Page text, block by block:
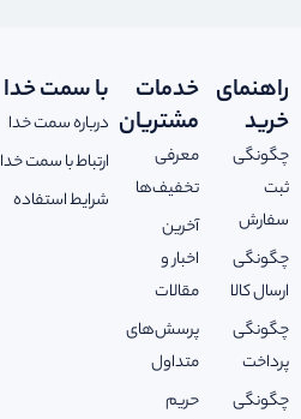
راهنمای
خرید
چگونگی
ثبت
سفارش
چگونگی
ارسال کالا
چگونگی
پرداخت
چگونگی
خدمات
مشتریان
معرفی
تخفیف‌ها
آخرین
اخبار و
مقالات
پرسش‌های
متداول
حریم
با سمت خدا
درباره سمت خدا
ارتباط با سمت خدا
شرایط استفاده